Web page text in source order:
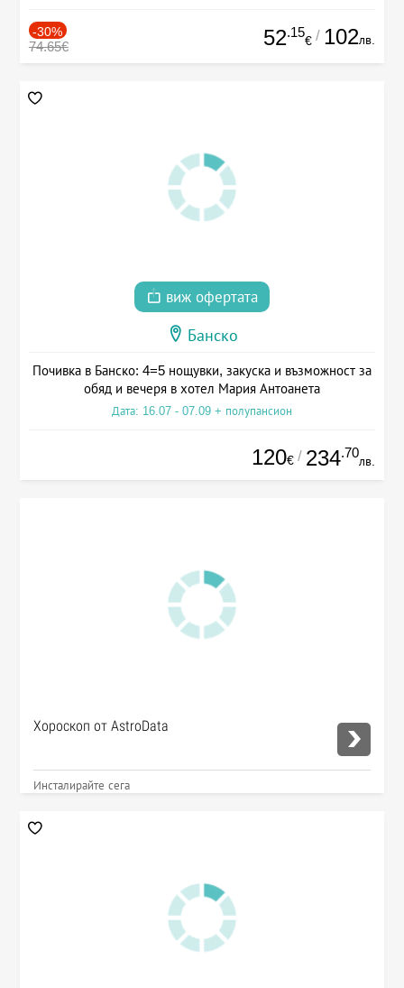
-30%
74.65€ 52.15
€ / 102лв.
виж офертата
Банско
Почивка в Банско: 4=5 нощувки, закуска и възможност за
обяд и вечеря в хотел Мария Антоанета
Дата: 16.07 - 07.09 + полупансион
120€ / 234.70
лв.
Хороскоп от AstroData
Инсталирайте сега